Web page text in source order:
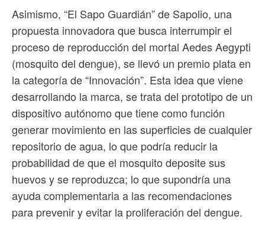
Asimismo, “El Sapo Guardián” de Sapolio, una
propuesta innovadora que busca interrumpir el
proceso de reproducción del mortal Aedes Aegypti
(mosquito del dengue), se llevó un premio plata en
la categoría de “Innovación”. Esta idea que viene
desarrollando la marca, se trata del prototipo de un
dispositivo autónomo que tiene como función
generar movimiento en las superficies de cualquier
repositorio de agua, lo que podría reducir la
probabilidad de que el mosquito deposite sus
huevos y se reproduzca; lo que supondría una
ayuda complementaria a las recomendaciones
para prevenir y evitar la proliferación del dengue.